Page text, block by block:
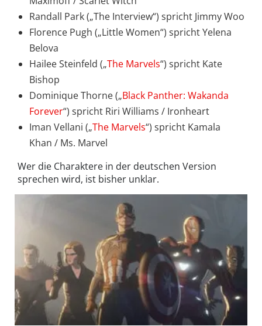
Randall Park („The Interview“) spricht Jimmy Woo
Florence Pugh („Little Women“) spricht Yelena
Belova
Hailee Steinfeld („The Marvels“) spricht Kate
Bishop
Dominique Thorne („Black Panther: Wakanda
Forever“) spricht Riri Williams / Ironheart
Iman Vellani („The Marvels“) spricht Kamala
Khan / Ms. Marvel
Wer die Charaktere in der deutschen Version
sprechen wird, ist bisher unklar.